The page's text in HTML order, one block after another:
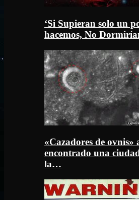
‘Si Supieran solo un
hacemos, No
«Cazadores de
encontrado una
la…